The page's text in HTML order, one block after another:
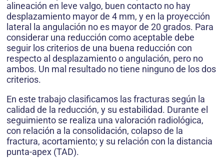
alineación en leve valgo, buen contacto no hay
desplazamiento mayor de 4 mm, y en la proyección
lateral la angulación no es mayor de 20 grados. Para
considerar una reducción como aceptable debe
seguir los criterios de una buena reducción con
respecto al desplazamiento o angulación, pero no
ambos. Un mal resultado no tiene ninguno de los dos
criterios.
En este trabajo clasificamos las fracturas según la
calidad de la reducción, y su estabilidad. Durante el
seguimiento se realiza una valoración radiológica,
con relación a la consolidación, colapso de la
fractura, acortamiento; y su relación con la distancia
punta-apex (TAD).